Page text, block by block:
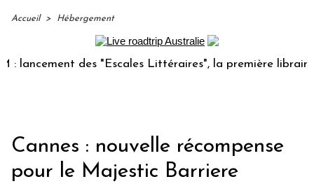
Accueil > Hébergement
des "Escales Littéraires", la première librairie du
Cannes : nouvelle récompense
pour le Majestic Barriere